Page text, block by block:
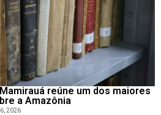
reúne um dos maiores
a Amazônia
2026